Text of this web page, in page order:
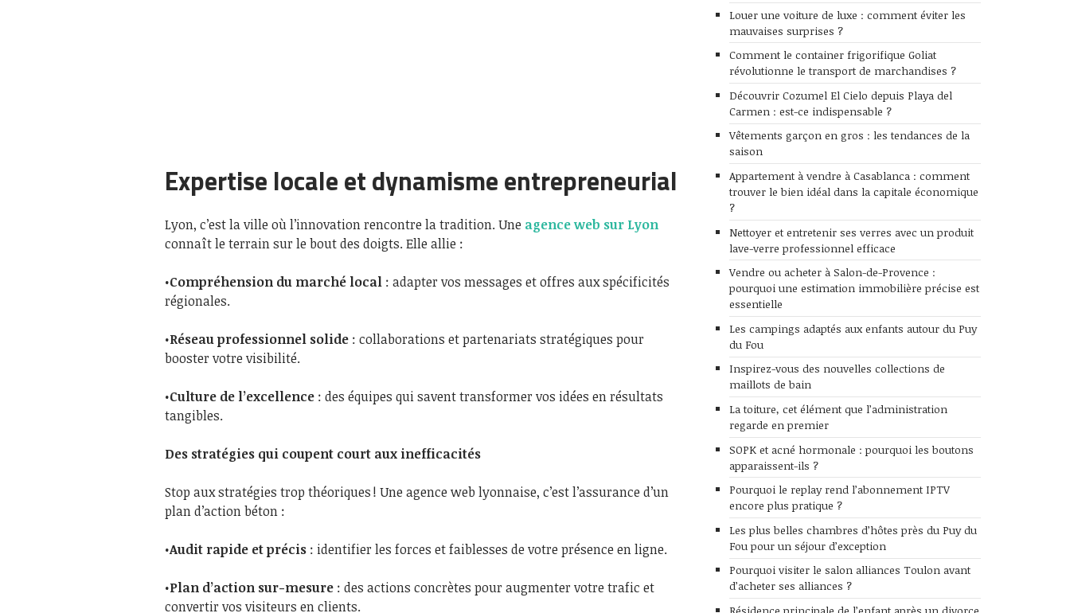
Expertise locale et dynamisme entrepreneurial
Lyon, c’est la ville où l’innovation rencontre la tradition. Une agence web sur Lyon
connaît le terrain sur le bout des doigts. Elle allie :
•Compréhension du marché local : adapter vos messages et offres aux spécificités
régionales.
•Réseau professionnel solide : collaborations et partenariats stratégiques pour
booster votre visibilité.
•Culture de l’excellence : des équipes qui savent transformer vos idées en résultats
tangibles.
Des stratégies qui coupent court aux inefficacités
Stop aux stratégies trop théoriques ! Une agence web lyonnaise, c’est l’assurance d’un
plan d’action béton :
•Audit rapide et précis : identifier les forces et faiblesses de votre présence en ligne.
•Plan d’action sur-mesure : des actions concrètes pour augmenter votre trafic et
convertir vos visiteurs en clients.
Louer une voiture de luxe : comment éviter les
mauvaises surprises ?
Comment le container frigorifique Goliat
révolutionne le transport de marchandises ?
Découvrir Cozumel El Cielo depuis Playa del
Carmen : est-ce indispensable ?
Vêtements garçon en gros : les tendances de la
saison
Appartement à vendre à Casablanca : comment
trouver le bien idéal dans la capitale économique
?
Nettoyer et entretenir ses verres avec un produit
lave-verre professionnel efficace
Vendre ou acheter à Salon-de-Provence :
pourquoi une estimation immobilière précise est
essentielle
Les campings adaptés aux enfants autour du Puy
du Fou
Inspirez-vous des nouvelles collections de
maillots de bain
La toiture, cet élément que l’administration
regarde en premier
SOPK et acné hormonale : pourquoi les boutons
apparaissent-ils ?
Pourquoi le replay rend l’abonnement IPTV
encore plus pratique ?
Les plus belles chambres d’hôtes près du Puy du
Fou pour un séjour d’exception
Pourquoi visiter le salon alliances Toulon avant
d’acheter ses alliances ?